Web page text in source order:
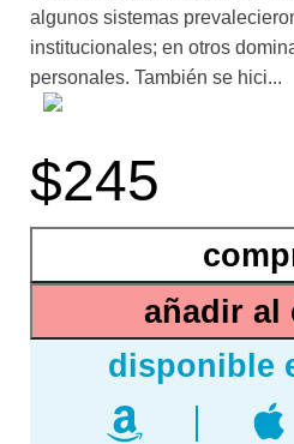
algunos sistemas
institucionales; en otros
personales. También se hici...
desigualdad. México
desigualdad y de ejercicio
concentración del poder, que
ineptitud, y fortalecer las vías
del poder. El autor de esta
se refiere al
capaz de atender las
plural y de diseñar
funcionales.
$245
añadir al